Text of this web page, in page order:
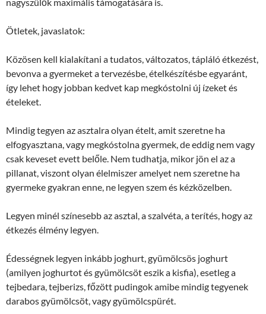
Ötletek, javaslatok:
Közösen kell kialakítani a tudatos, változatos, tápláló étkezést,
bevonva a gyermeket a tervezésbe, ételkészítésbe egyaránt,
így lehet hogy jobban kedvet kap megkóstolni új ízeket és
ételeket.
Mindig tegyen az asztalra olyan ételt, amit szeretne ha
elfogyasztana, vagy megkóstolna gyermek, de eddig nem vagy
csak keveset evett belőle. Nem tudhatja, mikor jön el az a
pillanat, viszont olyan élelmiszer amelyet nem szeretne ha
gyermeke gyakran enne, ne legyen szem és kézközelben.
Legyen minél színesebb az asztal, a szalvéta, a terítés, hogy az
étkezés élmény legyen.
Édességnek legyen inkább joghurt, gyümölcsös joghurt
(amilyen joghurtot és gyümölcsöt eszik a kisfia), esetleg a
tejbedara, tejberizs, főzött pudingok amibe mindig tegyenek
darabos gyümölcsöt, vagy gyümölcspürét.